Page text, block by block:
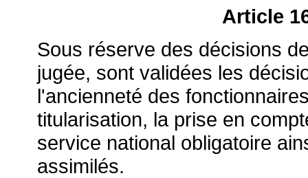
Article
Sous réserve des décisions
jugée, sont validées les
l'ancienneté des
titularisation, la prise en
service national obligatoire
assimilés.